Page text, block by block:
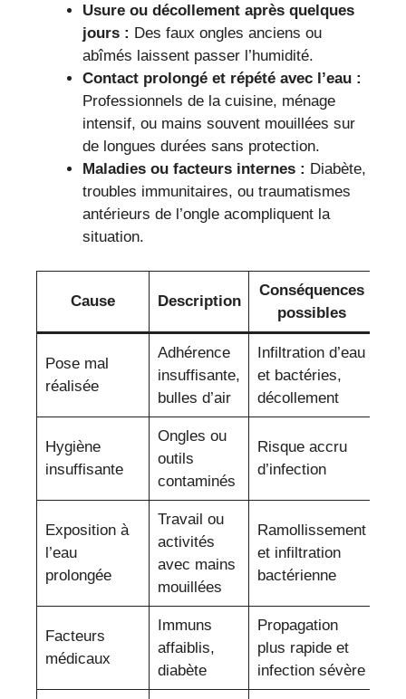
Usure ou décollement après quelques
jours : Des faux ongles anciens ou
abîmés laissent passer l’humidité.
Contact prolongé et répété avec l’eau :
Professionnels de la cuisine, ménage
intensif, ou mains souvent mouillées sur
de longues durées sans protection.
Maladies ou facteurs internes : Diabète,
troubles immunitaires, ou traumatismes
antérieurs de l’ongle acompliquent la
situation.
Cause Description
Conséquences
possibles
Pose mal
réalisée
Adhérence
insuffisante,
bulles d’air
Infiltration d’eau
et bactéries,
décollement
Hygiène
insuffisante
Ongles ou
outils
contaminés
Risque accru
d’infection
Exposition à
l’eau
prolongée
Travail ou
activités
avec mains
mouillées
Ramollissement
et infiltration
bactérienne
Facteurs
médicaux
Immuns
affaiblis,
diabète
Propagation
plus rapide et
infection sévère